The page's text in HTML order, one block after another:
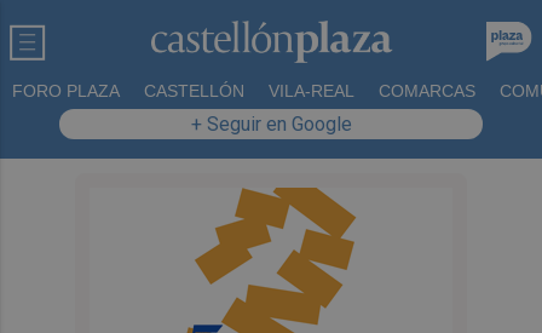
FORO PLAZA CASTELLÓN VILA-REAL COMARCAS
+ Seguir en Google